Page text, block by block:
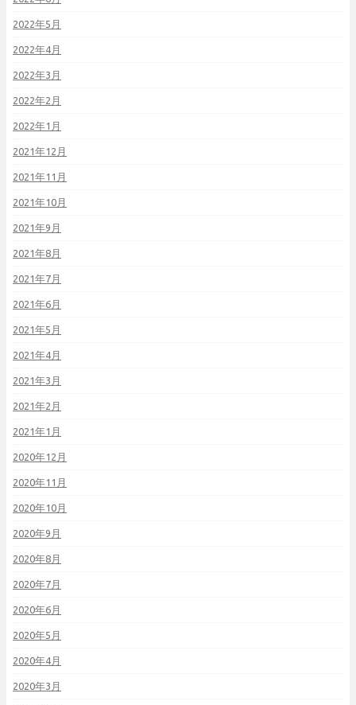
2022年5月
2022年4月
2022年3月
2022年2月
2022年1月
2021年12月
2021年11月
2021年10月
2021年9月
2021年8月
2021年7月
2021年6月
2021年5月
2021年4月
2021年3月
2021年2月
2021年1月
2020年12月
2020年11月
2020年10月
2020年9月
2020年8月
2020年7月
2020年6月
2020年5月
2020年4月
2020年3月